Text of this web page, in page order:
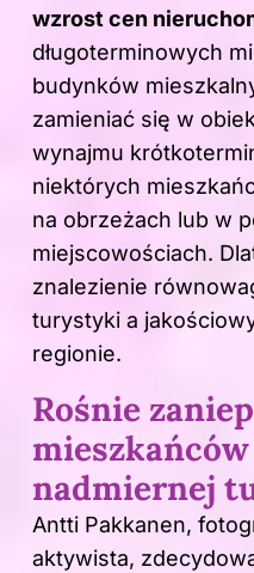
wzrost cen
długoterminowych
budynków
zamieniać się w
wynajmu
niektórych
na obrzeżach lub w
miejscowościach.
znalezienie
turystyki a
regionie.
Rośnie
nadmiernej
Antti Pakkanen,
aktywista,